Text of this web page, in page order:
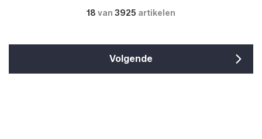
18 van 3925 artikelen
Volgende